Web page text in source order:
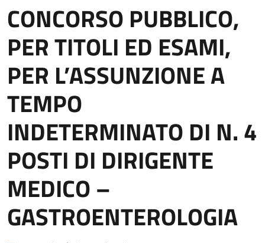
CONCORSO PUBBLICO,
PER TITOLI ED ESAMI,
PER L’ASSUNZIONE A
TEMPO
INDETERMINATO DI N. 4
POSTI DI DIRIGENTE
MEDICO –
GASTROENTEROLOGIA